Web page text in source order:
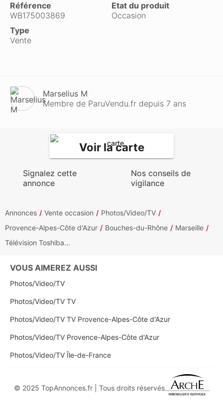
Référence
WB175003869
Etat du produit
Occasion
Type
Vente
Marselius M
Membre de ParuVendu.fr depuis 7 ans
Voir la carte
Signalez cette
annonce
Nos conseils de
vigilance
Annonces Vente occasion
Photos/Video/TV
Provence-Alpes-Côte d'Azur
Bouches-du-Rhône
Marseille
Télévision Toshiba...
VOUS AIMEREZ AUSSI
Photos/Video/TV
Photos/Video/TV TV
Photos/Video/TV TV Provence-Alpes-Côte d'Azur
Photos/Video/TV Provence-Alpes-Côte d'Azur
Photos/Video/TV Île-de-France
© 2025 TopAnnonces.fr | Tous droits réservés